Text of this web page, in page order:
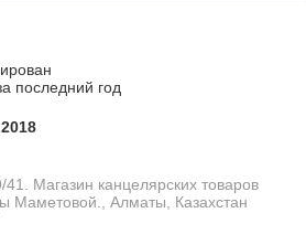
последний год
Магазин канцелярских товаров
Маметовой., Алматы, Казахстан